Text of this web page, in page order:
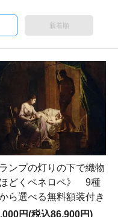
新着順
ランプの灯りの下で織物
どくペネロペ》 9種
ら選べる無料額装付き
円(税込86,900円)